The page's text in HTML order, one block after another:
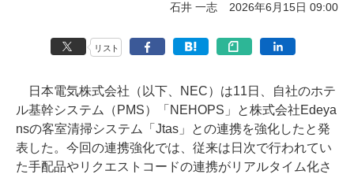
石井 一志 2026年6月15日 09:00
リスト
日本電気株式会社（以下、NEC）は11日、自社のホテ
ル基幹システム（PMS）「NEHOPS」と株式会社Edeya
nsの客室清掃システム「Jtas」との連携を強化したと発
表した。今回の連携強化では、従来は日次で行われてい
た手配品やリクエストコードの連携がリアルタイム化さ